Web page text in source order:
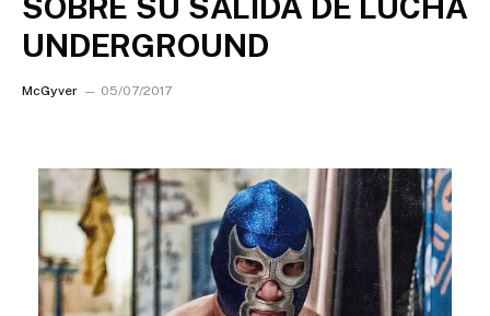
UNDERGROUND
McGyver 05/07/2017